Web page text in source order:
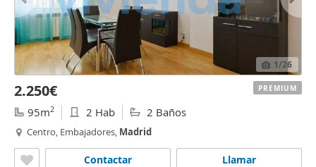
1/26
2.250€
95m2 2 Hab 2 Baños
Centro, Embajadores, Madrid
Llamar
Contactar
PREMIUM